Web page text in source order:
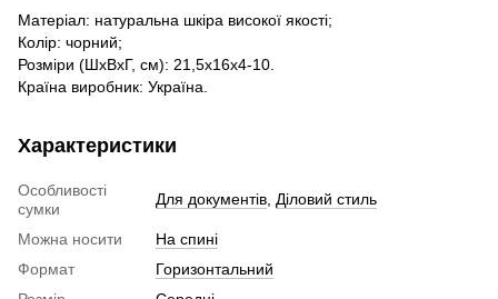
Матеріал: натуральна шкіра високої якості;
Колір: чорний;
Розміри (ШхВхГ, см): 21,5х16х4-10.
Країна виробник: Україна.
Характеристики
Особливості
сумки
Для документів Діловий стиль
Можна носити
На спині
Формат
Горизонтальний